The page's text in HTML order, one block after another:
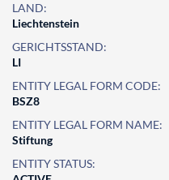
LAND:
Liechtenstein
GERICHTSSTAND:
LI
ENTITY LEGAL FORM CODE:
BSZ8
ENTITY LEGAL FORM NAME:
Stiftung
ENTITY STATUS: